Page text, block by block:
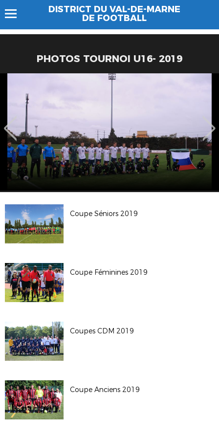
DISTRICT DU VAL-DE-MARNE
DE FOOTBALL
PHOTOS TOURNOI U16- 2019
Coupe Séniors 2019
Coupe Féminines 2019
Coupes CDM 2019
Coupe Anciens 2019